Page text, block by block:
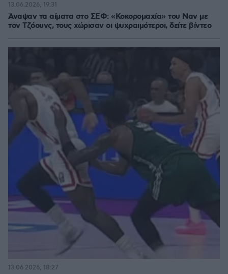
Άναψαν τα αίματα στο ΣΕΦ: «Κοκορομαχία» του Ναν με
τον Τζόουνς, τους χώρισαν οι ψυχραιμότεροι, δείτε βίντεο
13.06.2026, 19:31
13.06.2026, 18:27